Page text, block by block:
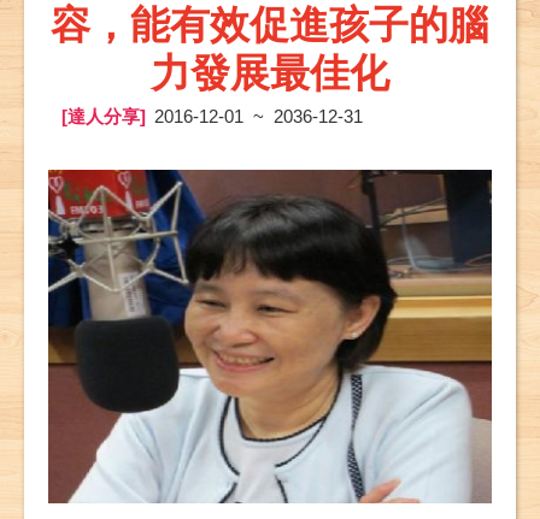
容，能有效促進孩子的腦
力發展最佳化
[達人分享] 2016-12-01 ~ 2036-12-31